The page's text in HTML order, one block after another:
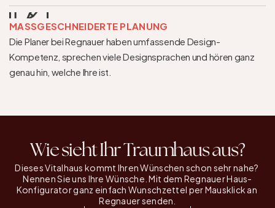
MASSGESCHNEIDERTE PLANUNG
Die Planer bei Regnauer haben umfassende Design-
Kompetenz, sprechen viele Designsprachen und hören ganz
genau hin, welche Ihre ist.
Wie sieht Ihr Traumhaus aus?
Dieses Vitalhaus kommt Ihren Wünschen schon sehr nahe?
Nennen Sie uns Ihre Wünsche. Mit dem Regnauer Haus-
Konfigurator ganz einfach Wunschzettel per Mausklick an
Regnauer senden.